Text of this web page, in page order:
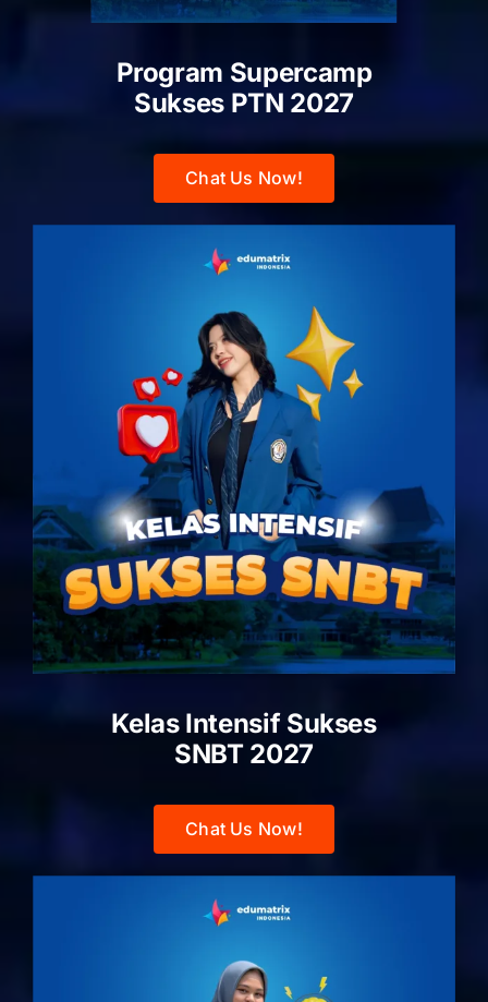
Program Supercamp
Sukses PTN 2027
Chat Us Now!
Kelas Intensif Sukses
SNBT 2027
Chat Us Now!